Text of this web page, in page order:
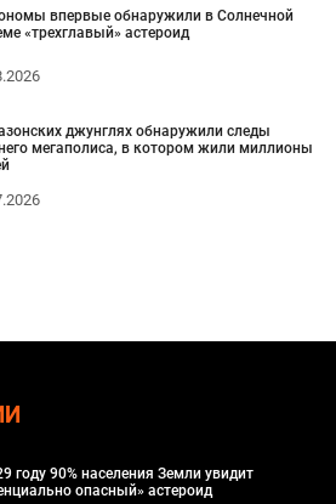
впервые обнаружили в Солнечной
«трехглавый» астероид
джунглях обнаружили следы
мегаполиса, в котором жили миллионы
году 90% населения Земли увидит
опасный» астероид